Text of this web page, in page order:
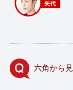
六角から